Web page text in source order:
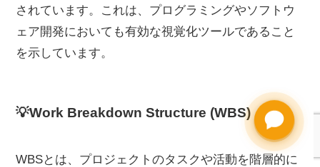
されています。これは、プログラミングやソフトウ
ェア開発においても有効な視覚化ツールであること
を示しています。
💡Work Breakdown Structure (WBS)
WBSとは、プロジェクトのタスクや活動を階層的に